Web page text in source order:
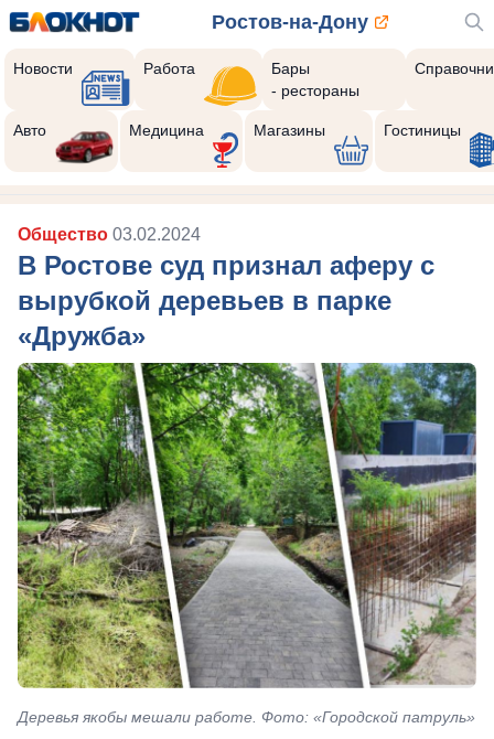
Ростов-на-Дону
Новости Работа
Бары
- рестораны
Авто Медицина Магазины Гостиницы
Общество 03.02.2024
В Ростове суд признал аферу с
вырубкой деревьев в парке
«Дружба»
Деревья якобы мешали работе. Фото: «Городской патруль»